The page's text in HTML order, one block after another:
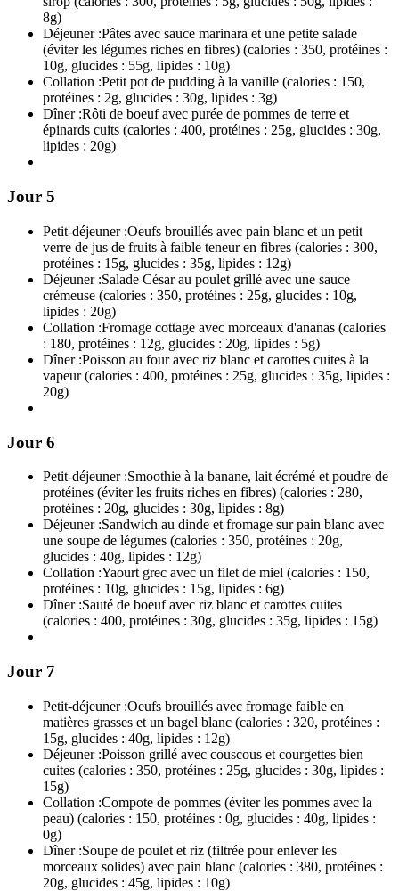
8g)
Déjeuner :Pâtes avec sauce marinara et une petite salade
(éviter les légumes riches en fibres) (calories : 350, protéines :
10g, glucides : 55g, lipides : 10g)
Collation :Petit pot de pudding à la vanille (calories : 150,
protéines : 2g, glucides : 30g, lipides : 3g)
Dîner :Rôti de boeuf avec purée de pommes de terre et
épinards cuits (calories : 400, protéines : 25g, glucides : 30g,
lipides : 20g)
Jour 5
Petit-déjeuner :Oeufs brouillés avec pain blanc et un petit
verre de jus de fruits à faible teneur en fibres (calories : 300,
protéines : 15g, glucides : 35g, lipides : 12g)
Déjeuner :Salade César au poulet grillé avec une sauce
crémeuse (calories : 350, protéines : 25g, glucides : 10g,
lipides : 20g)
Collation :Fromage cottage avec morceaux d'ananas (calories
: 180, protéines : 12g, glucides : 20g, lipides : 5g)
Dîner :Poisson au four avec riz blanc et carottes cuites à la
vapeur (calories : 400, protéines : 25g, glucides : 35g, lipides :
20g)
Jour 6
Petit-déjeuner :Smoothie à la banane, lait écrémé et poudre de
protéines (éviter les fruits riches en fibres) (calories : 280,
protéines : 20g, glucides : 30g, lipides : 8g)
Déjeuner :Sandwich au dinde et fromage sur pain blanc avec
une soupe de légumes (calories : 350, protéines : 20g,
glucides : 40g, lipides : 12g)
Collation :Yaourt grec avec un filet de miel (calories : 150,
protéines : 10g, glucides : 15g, lipides : 6g)
Dîner :Sauté de boeuf avec riz blanc et carottes cuites
(calories : 400, protéines : 30g, glucides : 35g, lipides : 15g)
Jour 7
Petit-déjeuner :Oeufs brouillés avec fromage faible en
matières grasses et un bagel blanc (calories : 320, protéines :
15g, glucides : 40g, lipides : 12g)
Déjeuner :Poisson grillé avec couscous et courgettes bien
cuites (calories : 350, protéines : 25g, glucides : 30g, lipides :
15g)
Collation :Compote de pommes (éviter les pommes avec la
peau) (calories : 150, protéines : 0g, glucides : 40g, lipides :
0g)
Dîner :Soupe de poulet et riz (filtrée pour enlever les
morceaux solides) avec pain blanc (calories : 380, protéines :
20g, glucides : 45g, lipides : 10g)